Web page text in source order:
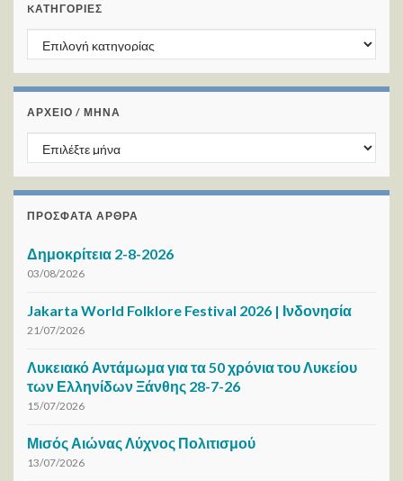
KΑΤΗΓΟΡΊΕΣ
Kατηγορίες
ΑΡΧΕΙΟ / ΜΗΝΑ
ΑΡΧΕΙΟ / ΜΗΝΑ
ΠΡΌΣΦΑΤΑ ΆΡΘΡΑ
Δημοκρίτεια 2-8-2026
03/08/2026
Jakarta World Folklore Festival 2026 | Ινδονησία
21/07/2026
Λυκειακό Αντάμωμα για τα 50 χρόνια του Λυκείου
των Ελληνίδων Ξάνθης 28-7-26
15/07/2026
Μισός Αιώνας Λύχνος Πολιτισμού
13/07/2026